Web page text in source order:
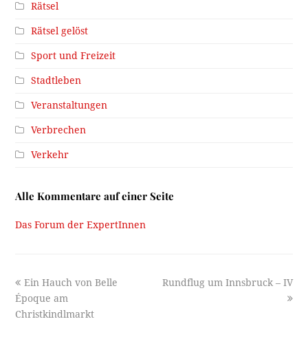
Rätsel
Rätsel gelöst
Sport und Freizeit
Stadtleben
Veranstaltungen
Verbrechen
Verkehr
Alle Kommentare auf einer Seite
Das Forum der ExpertInnen
previous
post:
Ein Hauch von Belle
Époque am
Christkindlmarkt
next
Rundflug um Innsbruck – IV